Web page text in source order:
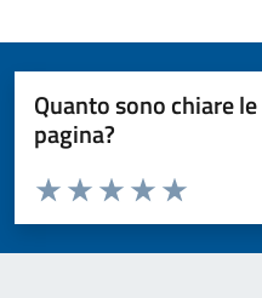
Quanto sono chiare
pagina?
Valuta da 1 a 5 stelle la pagina
Valuta 5
Valuta 4 stelle
Valuta 3 stelle su 5
Valuta 2 stelle su 5
Valuta 1 stelle su 5